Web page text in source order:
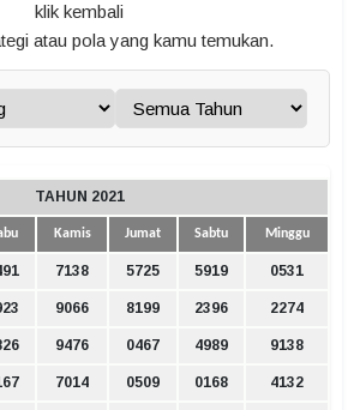
klik kembali
atau pola yang kamu temukan.
TAHUN 2021
Kamis Jumat Sabtu Minggu
7138 5725 5919 0531
9066 8199 2396 2274
9476 0467 4989 9138
7014 0509 0168 4132